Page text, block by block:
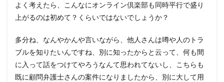
よく考えたら、こんなにオンライン倶楽部も同時平行で盛り
上がるのは初めて？くらいではないでしょうか？
多分ね、なんやかんや言いながら、他人さんは噂や人のトラ
ブルを知りたいんですね、別に知ったからと云って、何も間
に入って話をつけてやろうなんて思われてないし、こちらも
既に顧問弁護士さんの案件になりましたから、別に大して用